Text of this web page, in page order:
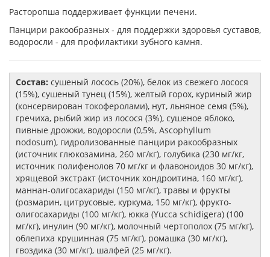
Расторопша поддерживает функции печени.
Панцири ракообразных - для поддержки здоровья суставов,
водоросли - для профилактики зубного камня.
Состав: сушеный лосось (20%), белок из свежего лосося
(15%), сушеный тунец (15%), желтый горох, куриный жир
(консервирован токоферолами), нут, льняное семя (5%),
гречиха, рыбий жир из лосося (3%), сушеное яблоко,
пивные дрожжи, водоросли (0,5%, Ascophyllum
nodosum), гидролизованные панцири ракообразных
(источник глюкозамина, 260 мг/кг), голубика (230 мг/кг,
источник полифенолов 70 мг/кг и флавоноидов 30 мг/кг),
хрящевой экстракт (источник хондроитина, 160 мг/кг),
маннан-олигосахариды (150 мг/кг), травы и фрукты
(розмарин, цитрусовые, куркума, 150 мг/кг), фрукто-
олигосахариды (100 мг/кг), юкка (Yucca schidigera) (100
мг/кг), инулин (90 мг/кг), молочный чертополох (75 мг/кг),
облепиха крушинная (75 мг/кг), ромашка (30 мг/кг),
гвоздика (30 мг/кг), шалфей (25 мг/кг).